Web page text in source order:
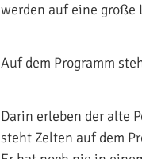
werden auf eine
Auf dem Programm
Darin erleben der alte
steht Zelten auf dem